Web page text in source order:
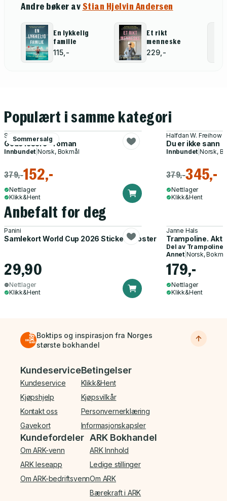
Andre bøker avStian Hjelvin Andersen
En lykkelig
familie
115,-
Et rikt
menneske
229,-
Populært i samme kategori
Sommersalg
Synne Øverland
Gode lesere - roman
Innbundet |Norsk, Bokmål
379,-152,-
Nettlager
Klikk&Hent
Halfdan W. Freihow
Du er ikke sann
Innbundet Norsk,
379,-345,-
Nettlager
Klikk&Hent
Anbefalt for deg
Panini
Samlekort World Cup 2026 Sticker Booster
29,90
Nettlager
Klikk&Hent
Janne Hals
Trampoline.
Del av Trampoline
Annet| Norsk,
179,-
Nettlager
Klikk&Hent
Boktips og inspirasjon fra Norges
største bokhandel
Bunnmeny
Kundeservice
Kundeservice
Kjøpshjelp
Kontakt oss
Gavekort
Betingelser
Klikk&Hent
Kjøpsvilkår
Personvernerklæring
Informasjonskapsler
Kundefordeler
Om ARK-venn
ARK leseapp
Om ARK-bedriftsvenn
ARK Bokhandel
ARK Innhold
Ledige stillinger
Om ARK
Bærekraft i ARK